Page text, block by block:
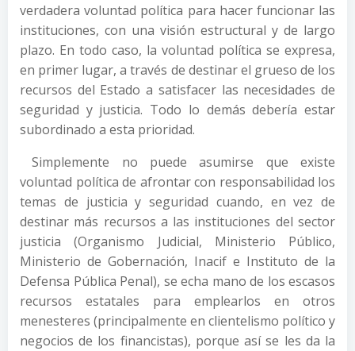
verdadera voluntad política para hacer funcionar las
instituciones, con una visión estructural y de largo
plazo. En todo caso, la voluntad política se expresa,
en primer lugar, a través de destinar el grueso de los
recursos del Estado a satisfacer las necesidades de
seguridad y justicia. Todo lo demás debería estar
subordinado a esta prioridad.
Simplemente no puede asumirse que existe
voluntad política de afrontar con responsabilidad los
temas de justicia y seguridad cuando, en vez de
destinar más recursos a las instituciones del sector
justicia (Organismo Judicial, Ministerio Público,
Ministerio de Gobernación, Inacif e Instituto de la
Defensa Pública Penal), se echa mano de los escasos
recursos estatales para emplearlos en otros
menesteres (principalmente en clientelismo político y
negocios de los financistas), porque así se les da la